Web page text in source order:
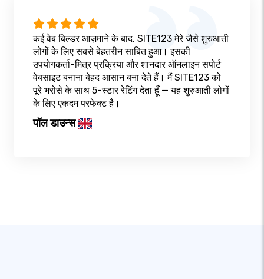
कई वेब बिल्डर आज़माने के बाद, SITE123 मेरे जैसे शुरुआती
लोगों के लिए सबसे बेहतरीन साबित हुआ। इसकी
उपयोगकर्ता-मित्र प्रक्रिया और शानदार ऑनलाइन सपोर्ट
वेबसाइट बनाना बेहद आसान बना देते हैं। मैं SITE123 को
पूरे भरोसे के साथ 5-स्टार रेटिंग देता हूँ — यह शुरुआती लोगों
के लिए एकदम परफेक्ट है।
पॉल डाउन्स